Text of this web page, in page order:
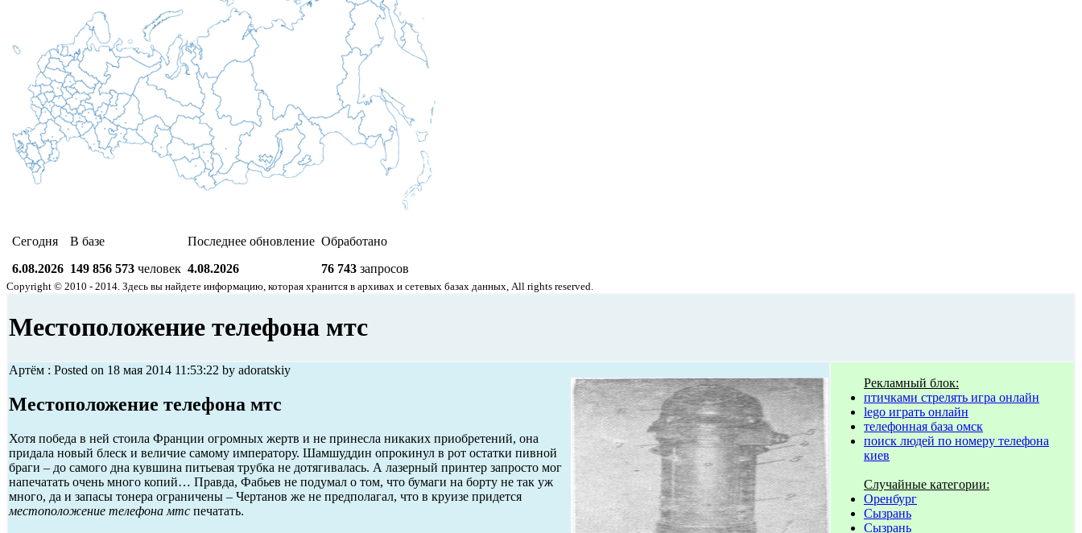
Сегодня
6.08.2026
В базе
149 856 573 человек
Последнее обновление
4.08.2026
Обработано
76 743 запросов
Copyright © 2010 - 2014. Здесь вы найдете информацию, которая хранится в архивах и сетевых базах данных, All rights reserved.
Местоположение телефона мтс
Артём : Posted on 18 мая 2014 11:53:22 by adoratskiy
Местоположение телефона мтс
Хотя победа в ней стоила Франции огромных жертв и не принесла никаких приобретений, она
придала новый блеск и величие самому императору. Шамшуддин опрокинул в рот остатки пивной
браги – до самого дна кувшина питьевая трубка не дотягивалась. А лазерный принтер запросто мог
напечатать очень много копий… Правда, Фабьев не подумал о том, что бумаги на борту не так уж
много, да и запасы тонера ограничены – Чертанов же не предполагал, что в круизе придется
местоположение телефона мтс печатать.
Рекламный блок:
птичками стрелять игра онлайн
lego играть онлайн
телефонная база омск
поиск людей по номеру телефона
киев
Случайные категории:
Оренбург
Сызрань
Сызрань